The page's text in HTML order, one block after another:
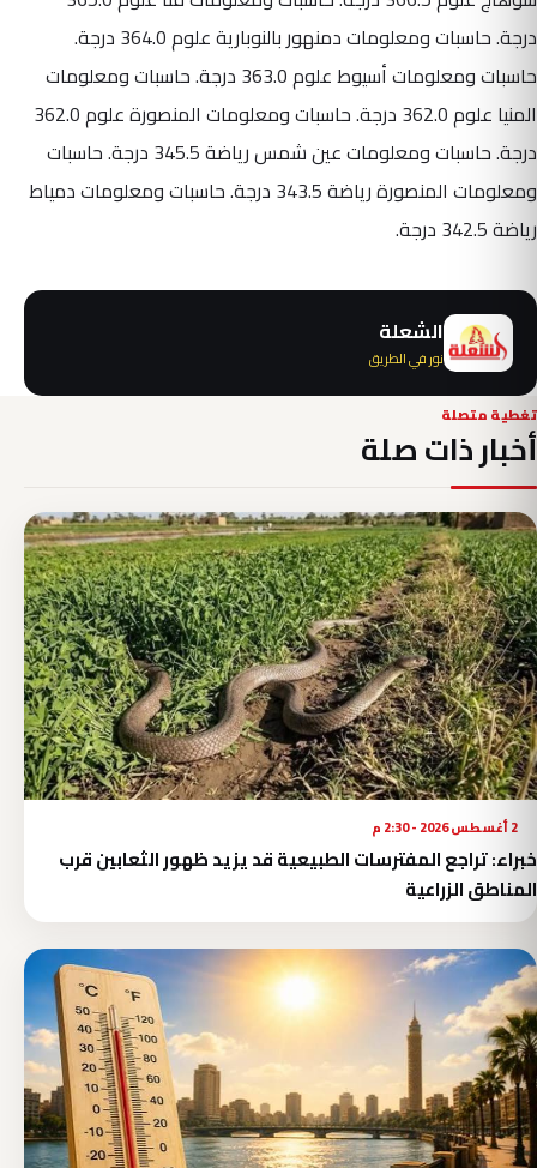
درجة. حاسبات ومعلومات دمنهور بالنوبارية علوم 364.0 درجة.
حاسبات ومعلومات أسيوط علوم 363.0 درجة. حاسبات ومعلومات
المنيا علوم 362.0 درجة. حاسبات ومعلومات المنصورة علوم 362.0
درجة. حاسبات ومعلومات عين شمس رياضة 345.5 درجة. حاسبات
ومعلومات المنصورة رياضة 343.5 درجة. حاسبات ومعلومات دمياط
رياضة 342.5 درجة.
الشعلة
نور في الطريق
تغطية متصلة
أخبار ذات صلة
2 أغسطس 2026 - 2:30 م
خبراء: تراجع المفترسات الطبيعية قد يزيد ظهور الثعابين قرب
المناطق الزراعية